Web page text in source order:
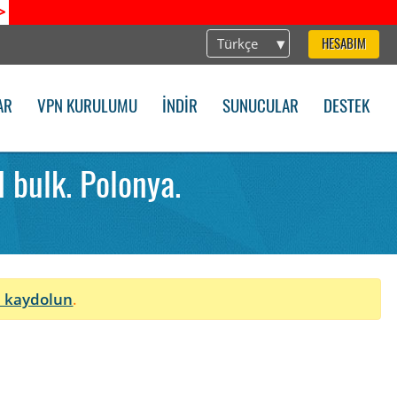
Türkçe HESABIM
VPN KURULUMU İNDIR SUNUCULAR DESTEK
bulk. Polonya.
kaydolun.